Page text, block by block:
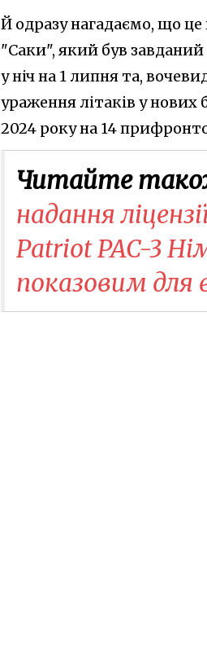
Й одразу нагадаємо, що це
"Саки", який був
у ніч на 1 липня та,
ураження літаків у нових
2024 року на 14
Читайте
надання
Patriot PAC-3
показовим для